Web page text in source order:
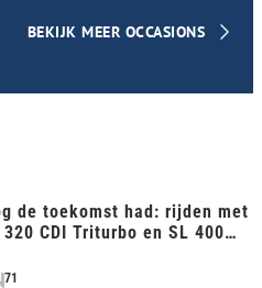
BEKIJK MEER OCCASIONS
de toekomst had: rijden met
CDI Triturbo en SL 400
71